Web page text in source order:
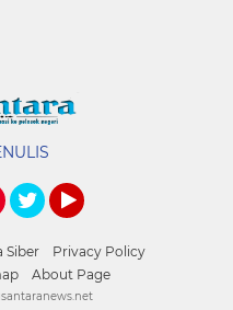
Siber
Privacy Policy
About Page